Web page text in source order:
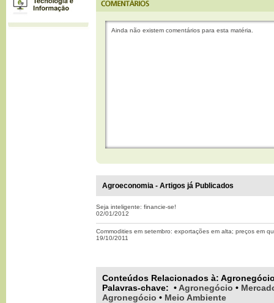
Ainda não existem comentários para esta matéria.
Agroeconomia - Artigos já Publicados
Seja inteligente: financie-se!
02/01/2012
Commodities em setembro: exportações em alta; preços em
19/10/2011
Conteúdos Relacionados à:
Palavras-chave: • Agronegócio •
Agronegócio • Meio Ambiente